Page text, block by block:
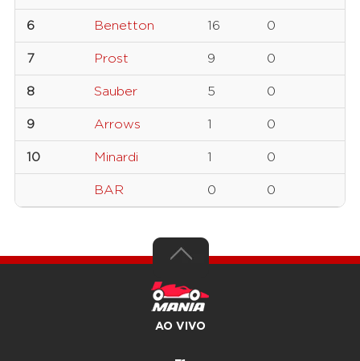
6 Benetton 16 0
7 Prost 9 0
8 Sauber 5 0
9 Arrows 1 0
10 Minardi 1 0
BAR 0 0
AO VIVO